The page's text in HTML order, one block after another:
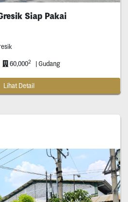
Siap Pakai
60,0002 | Gudang
Lihat Detail